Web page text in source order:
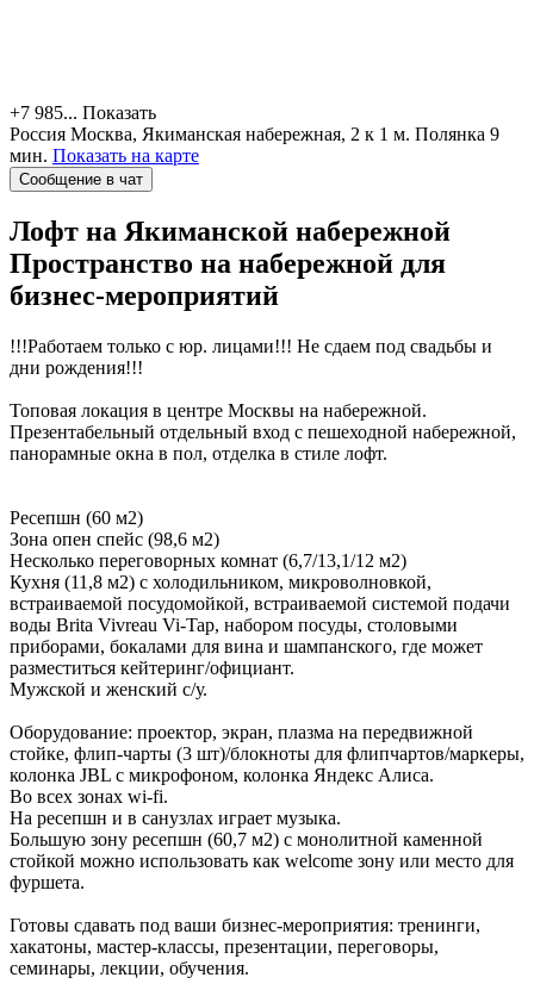
+7 985... Показать
Россия Москва, Якиманская набережная, 2 к 1 м. Полянка 9
мин. Показать на карте
Сообщение в чат
Лофт на Якиманской набережной
Пространство на набережной для
бизнес-мероприятий
!!!Работаем только с юр. лицами!!! Не сдаем под свадьбы и
дни рождения!!!
Топовая локация в центре Москвы на набережной.
Презентабельный отдельный вход с пешеходной набережной,
панорамные окна в пол, отделка в стиле лофт.
Ресепшн (60 м2)
Зона опен спейс (98,6 м2)
Несколько переговорных комнат (6,7/13,1/12 м2)
Кухня (11,8 м2) с холодильником, микроволновкой,
встраиваемой посудомойкой, встраиваемой системой подачи
воды Brita Vivreau Vi-Tap, набором посуды, столовыми
приборами, бокалами для вина и шампанского, где может
разместиться кейтеринг/официант.
Мужской и женский с/у.
Оборудование: проектор, экран, плазма на передвижной
стойке, флип-чарты (3 шт)/блокноты для флипчартов/маркеры,
колонка JBL с микрофоном, колонка Яндекс Алиса.
Во всех зонах wi-fi.
На ресепшн и в санузлах играет музыка.
Большую зону ресепшн (60,7 м2) с монолитной каменной
стойкой можно использовать как welcome зону или место для
фуршета.
Готовы сдавать под ваши бизнес-мероприятия: тренинги,
хакатоны, мастер-классы, презентации, переговоры,
семинары, лекции, обучения.